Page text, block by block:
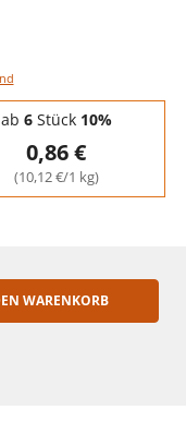
ab 6Stück 10%
0,86 €
(10,12 €/1 kg)
WARENKORB